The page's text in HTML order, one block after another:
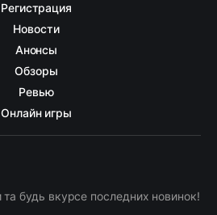
Регистрация
Новости
Анонсы
Обзоры
Ревью
Онлайн игры
будь вкурсе последних новинок!